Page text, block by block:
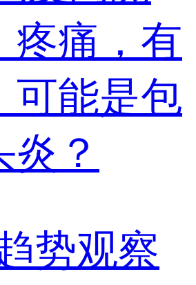
疼痛，有
可能是包
炎？
势观察